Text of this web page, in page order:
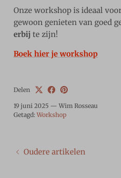
Onze workshop is ideaal
gewoon genieten van goed
erbij te zijn!
Boek hier je workshop
Delen
19 juni 2025 — Wim Rosseau
Getagd: Workshop
Oudere artikelen